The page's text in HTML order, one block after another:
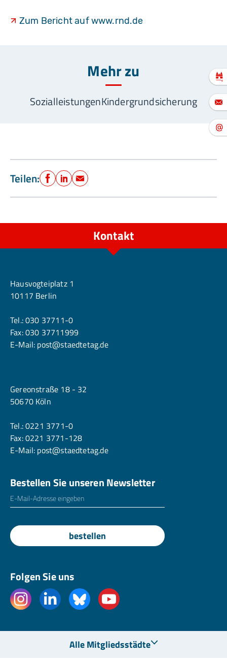
Zum Bericht auf www.rnd.de
Mehr zu
SozialleistungenKindergrundsicherung
Teilen: Facebook
LinkedIn
E-Mail
Kontakt
Hausvogteiplatz 1
10117 Berlin
Tel.:030 37711-0
Fax: 030 37711999
E-Mail: post@staedtetag.de
Gereonstraße 18 - 32
50670 Köln
Tel.:0221 3771-0
Fax: 0221 3771-128
E-Mail: post@staedtetag.de
Bestellen Sie unseren Newsletter
E-Mailadresse
bestellen
Folgen Sie uns
Alle Mitgliedsstädte